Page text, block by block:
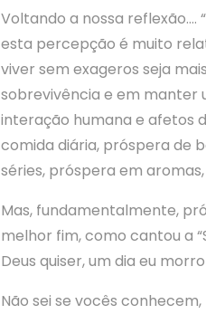
Voltando a nossa reflexão….
esta percepção é muito
viver sem exageros seja
sobrevivência e em manter
interação humana e afetos
comida diária, próspera de
séries, próspera em
Mas, fundamentalmente,
melhor fim, como cantou a
Deus quiser, um dia eu
Não sei se vocês